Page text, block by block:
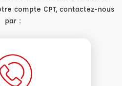
compte CPT, contactez-nous
par :